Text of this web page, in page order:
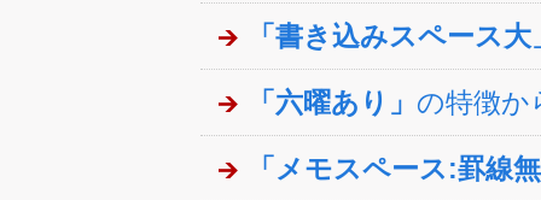
「書き込みスペース大
「六曜あり」 の特徴か
「メモスペース:罫線